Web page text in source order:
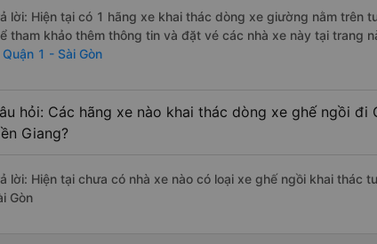
lời: Hiện tại có 1 hãng xe khai thác dòng xe giường nằm trên
tham khảo thêm thông tin và đặt vé các nhà xe này tại trang
1 - Sài Gòn
hỏi: Các hãng xe nào khai thác dòng xe ghế ngồi đi
Giang?
lời: Hiện tại chưa có nhà xe nào có loại xe ghế ngồi khai thác
Gòn